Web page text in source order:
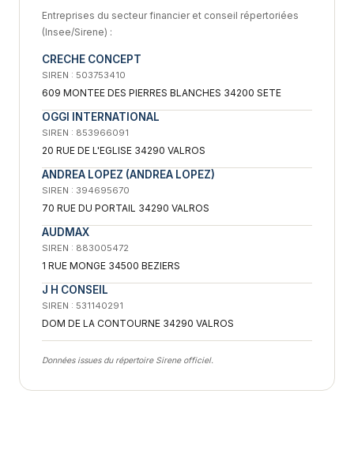
Entreprises du secteur financier et conseil répertoriées
(Insee/Sirene) :
CRECHE CONCEPT
SIREN : 503753410
609 MONTEE DES PIERRES BLANCHES 34200 SETE
OGGI INTERNATIONAL
SIREN : 853966091
20 RUE DE L'EGLISE 34290 VALROS
ANDREA LOPEZ (ANDREA LOPEZ)
SIREN : 394695670
70 RUE DU PORTAIL 34290 VALROS
AUDMAX
SIREN : 883005472
1 RUE MONGE 34500 BEZIERS
J H CONSEIL
SIREN : 531140291
DOM DE LA CONTOURNE 34290 VALROS
Données issues du répertoire Sirene officiel.